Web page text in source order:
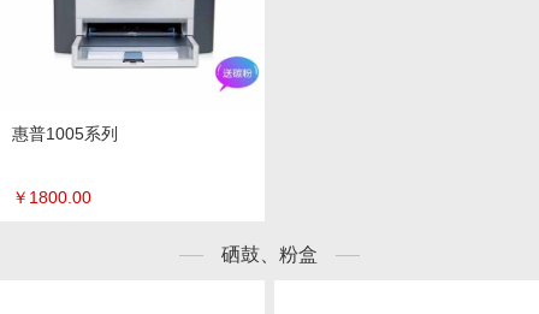
惠普1005系列
￥ 1800.00
硒鼓、粉盒